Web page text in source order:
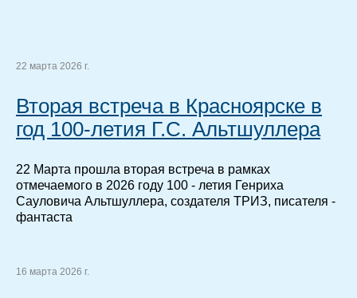
22 марта 2026 г.
Вторая встреча в Красноярске в
год 100-летия Г.С. Альтшуллера
22 Марта прошла вторая встреча в рамках
отмечаемого в 2026 году 100 - летия Генриха
Сауловича Альтшуллера, создателя ТРИЗ, писателя -
фантаста
16 марта 2026 г.